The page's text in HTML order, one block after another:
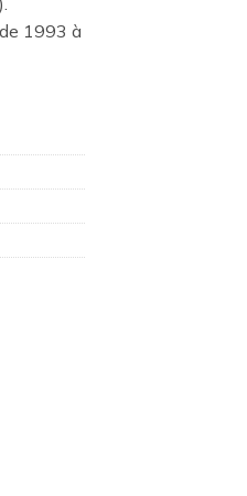
1993 à